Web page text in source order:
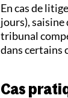
En cas de
jours),
tribunal
dans certains
Cas